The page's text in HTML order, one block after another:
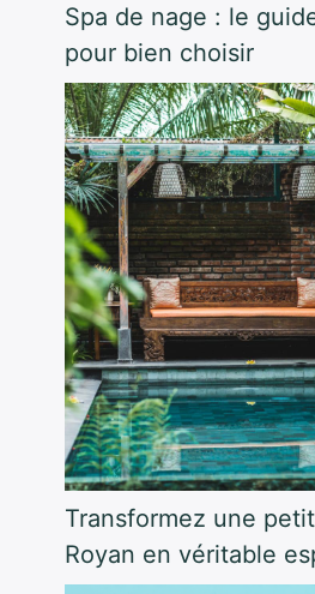
Spa de nage : le
pour bien choisir
Transformez une
Royan en véritable